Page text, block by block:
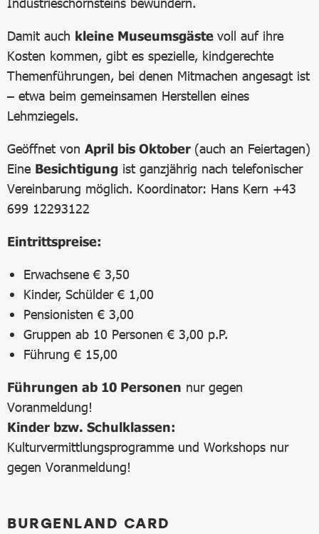
Damit auch kleine Museumsgäste voll auf ihre
Kosten kommen, gibt es spezielle, kindgerechte
Themenführungen, bei denen Mitmachen angesagt ist
– etwa beim gemeinsamen Herstellen eines
Lehmziegels.
Geöffnet von April bis Oktober (auch an Feiertagen)
Eine Besichtigung ist ganzjährig nach telefonischer
Vereinbarung möglich. Koordinator: Hans Kern +43
699 12293122
Eintrittspreise:
Erwachsene € 3,50
Kinder, Schülder € 1,00
Pensionisten € 3,00
Gruppen ab 10 Personen € 3,00 p.P.
Führung € 15,00
Führungen ab 10 Personen nur gegen
Voranmeldung!
Kinder bzw. Schulklassen:
Kulturvermittlungsprogramme und Workshops nur
gegen Voranmeldung!
BURGENLAND CARD